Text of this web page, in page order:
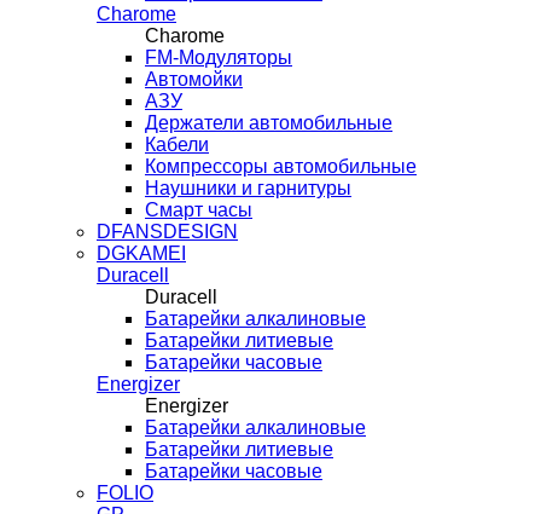
Charome
Charome
FM-Модуляторы
Автомойки
АЗУ
Держатели автомобильные
Кабели
Компрессоры автомобильные
Наушники и гарнитуры
Смарт часы
DFANSDESIGN
DGKAMEI
Duracell
Duracell
Батарейки алкалиновые
Батарейки литиевые
Батарейки часовые
Energizer
Energizer
Батарейки алкалиновые
Батарейки литиевые
Батарейки часовые
FOLIO